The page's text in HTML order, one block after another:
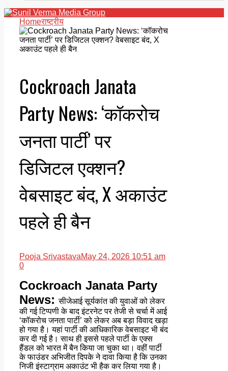
Homeराष्ट्रीय
Cockroach Janata
Party News: ‘कॉकरोच
जनता पार्टी’ पर
डिजिटल एक्शन?
वेबसाइट बंद, X अकाउंट
पहले ही बैन
Pooja SrivastavaMay 24, 2026 10:51 am
0
Cockroach Janata Party
News: सीजेआई सूर्यकांत की युवाओं को लेकर
की गई टिप्पणी के बाद इंटरनेट पर तेजी से चर्चा में आई
‘कॉकरोच जनता पार्टी’ को लेकर अब बड़ा विवाद खड़ा
हो गया है। यहां पार्टी की आधिकारिक वेबसाइट भी बंद
कर दी गई है। साथ ही इससे पहले पार्टी के एक्स
हैंडल को भारत में बैन किया जा चुका था। वहीं पार्टी
के फाउंडर अभिजीत दिपके ने दावा किया है कि उनका
निजी इंस्टाग्राम अकाउंट भी हैक कर लिया गया है।